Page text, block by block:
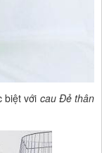
biệt với cau Đẻ thân